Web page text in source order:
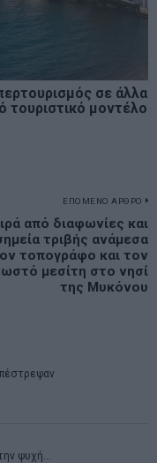
σε άλλα
τουριστικό μοντέλο
ΕΠΟΜΕΝΟ ΑΡΘΡΟ
από διαφωνίες και
τριβής ανάμεσα
τοπογράφο και τον
μεσίτη στο νησί
της Μυκόνου
ψυχή…